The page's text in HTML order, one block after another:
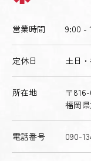
営業時間 9:00 -
定休日 土日
所在地
〒
福岡
電話番号 090-